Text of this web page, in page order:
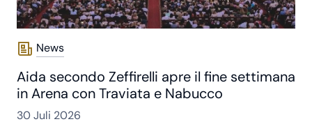
News
Aida secondo Zeffirelli apre il fine settimana
in Arena con Traviata e Nabucco
30 Juli 2026